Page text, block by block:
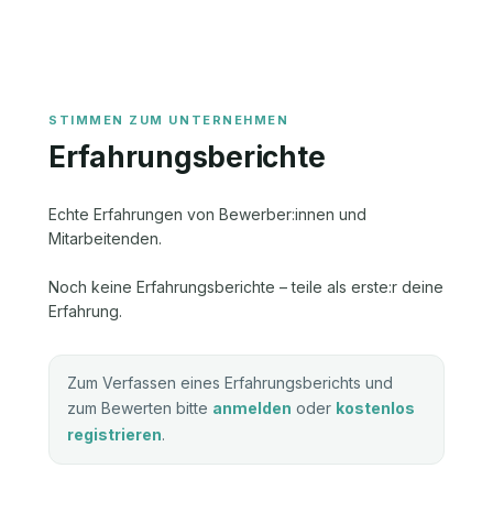
Erfahrungsberichte
Echte Erfahrungen von Bewerber:innen und
Mitarbeitenden.
Noch keine Erfahrungsberichte – teile als erste:r deine
Erfahrung.
Zum Verfassen eines Erfahrungsberichts und
zum Bewerten bitte anmelden oder kostenlos
registrieren.